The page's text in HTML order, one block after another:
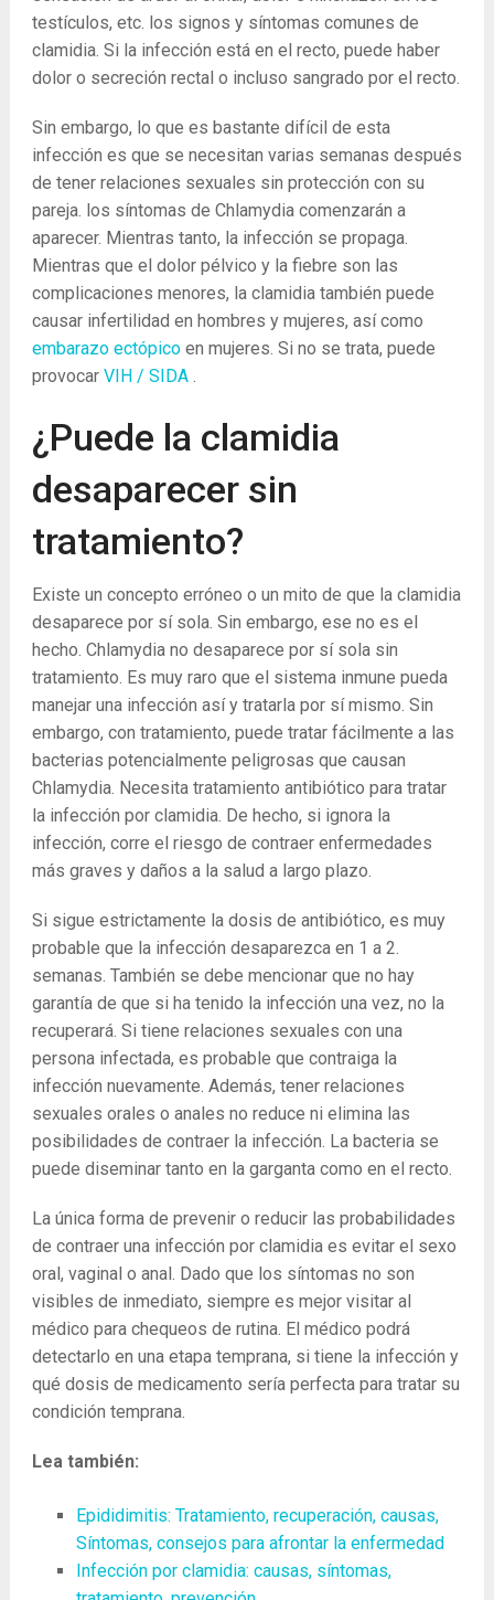
testículos, etc. los signos y síntomas comunes de
clamidia. Si la infección está en el recto, puede haber
dolor o secreción rectal o incluso sangrado por el recto.
Sin embargo, lo que es bastante difícil de esta
infección es que se necesitan varias semanas después
de tener relaciones sexuales sin protección con su
pareja. los síntomas de Chlamydia comenzarán a
aparecer. Mientras tanto, la infección se propaga.
Mientras que el dolor pélvico y la fiebre son las
complicaciones menores, la clamidia también puede
causar infertilidad en hombres y mujeres, así como
embarazo ectópico en mujeres. Si no se trata, puede
provocar VIH / SIDA .
¿Puede la clamidia
desaparecer sin
tratamiento?
Existe un concepto erróneo o un mito de que la clamidia
desaparece por sí sola. Sin embargo, ese no es el
hecho. Chlamydia no desaparece por sí sola sin
tratamiento. Es muy raro que el sistema inmune pueda
manejar una infección así y tratarla por sí mismo. Sin
embargo, con tratamiento, puede tratar fácilmente a las
bacterias potencialmente peligrosas que causan
Chlamydia. Necesita tratamiento antibiótico para tratar
la infección por clamidia. De hecho, si ignora la
infección, corre el riesgo de contraer enfermedades
más graves y daños a la salud a largo plazo.
Si sigue estrictamente la dosis de antibiótico, es muy
probable que la infección desaparezca en 1 a 2.
semanas. También se debe mencionar que no hay
garantía de que si ha tenido la infección una vez, no la
recuperará. Si tiene relaciones sexuales con una
persona infectada, es probable que contraiga la
infección nuevamente. Además, tener relaciones
sexuales orales o anales no reduce ni elimina las
posibilidades de contraer la infección. La bacteria se
puede diseminar tanto en la garganta como en el recto.
La única forma de prevenir o reducir las probabilidades
de contraer una infección por clamidia es evitar el sexo
oral, vaginal o anal. Dado que los síntomas no son
visibles de inmediato, siempre es mejor visitar al
médico para chequeos de rutina. El médico podrá
detectarlo en una etapa temprana, si tiene la infección y
qué dosis de medicamento sería perfecta para tratar su
condición temprana.
Lea también:
Epididimitis: Tratamiento, recuperación, causas,
Síntomas, consejos para afrontar la enfermedad
Infección por clamidia: causas, síntomas,